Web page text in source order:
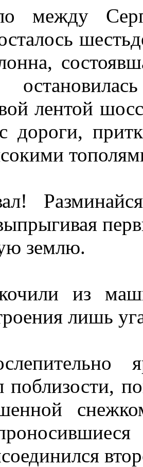
между
лентой
дороги,
землю.
из
лишь
поблизости,